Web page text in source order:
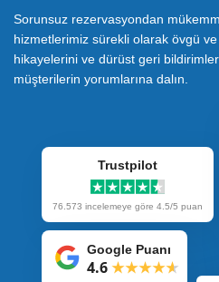
Sorunsuz rezervasyondan
hizmetlerimiz sürekli olarak övgü
hikayelerini ve dürüst geri
müşterilerin yorumlarına dalın.
Trustpilot
76.573 incelemeye göre 4.5/5 puan
Google Puanı
4.6